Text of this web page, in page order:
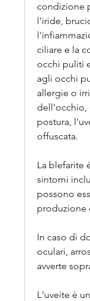
condizione
l'iride,
ciliare e la
occhi puliti
agli occhi
allergie o
dell'occhio,
postura,
offuscata.
La blefarite
sintomi
possono
produzione
In caso di
oculari,
avverte
L'uveite è